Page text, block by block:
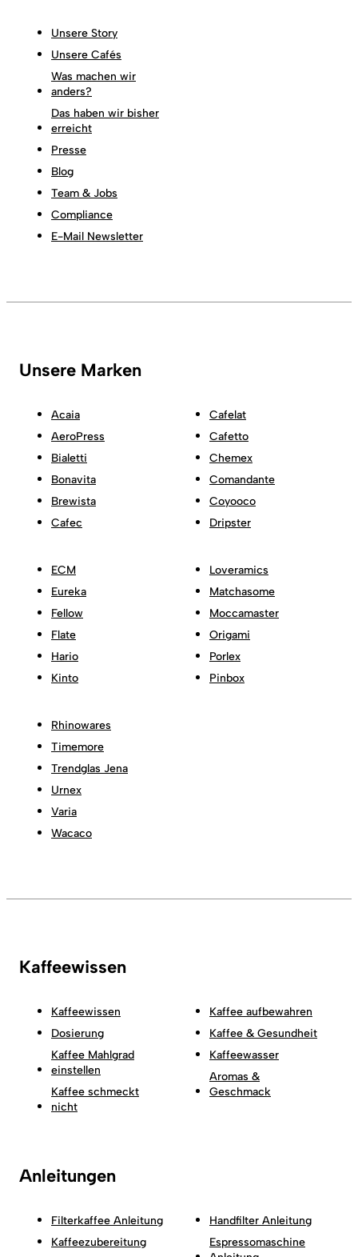
Unsere Story
Unsere Cafés
Was machen wir
anders?
Das haben wir bisher
erreicht
Presse
Blog
Team & Jobs
Compliance
E-Mail Newsletter
Unsere Marken
Acaia
AeroPress
Bialetti
Bonavita
Brewista
Cafec
Cafelat
Cafetto
Chemex
Comandante
Coyooco
Dripster
ECM
Eureka
Fellow
Flate
Hario
Kinto
Loveramics
Matchasome
Moccamaster
Origami
Porlex
Pinbox
Rhinowares
Timemore
Trendglas Jena
Urnex
Varia
Wacaco
Kaffeewissen
Kaffeewissen
Dosierung
Kaffee Mahlgrad
einstellen
Kaffee schmeckt
nicht
Kaffee aufbewahren
Kaffee & Gesundheit
Kaffeewasser
Aromas &
Geschmack
Anleitungen
Filterkaffee Anleitung
Kaffeezubereitung
Handfilter Anleitung
Espressomaschine